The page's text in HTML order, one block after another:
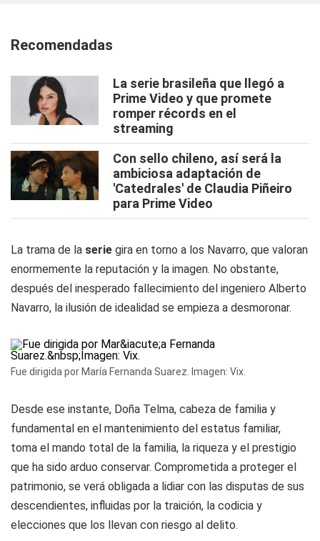
Recomendadas
La serie brasileña que llegó a
Prime Video y que promete
romper récords en el
streaming
Con sello chileno, así será la
ambiciosa adaptación de
'Catedrales' de Claudia Piñeiro
para Prime Video
La trama de la serie gira en torno a los Navarro, que valoran
enormemente la reputación y la imagen. No obstante,
después del inesperado fallecimiento del ingeniero Alberto
Navarro, la ilusión de idealidad se empieza a desmoronar.
Fue dirigida por María Fernanda Suarez. Imagen: Vix.
Desde ese instante, Doña Telma, cabeza de familia y
fundamental en el mantenimiento del estatus familiar,
toma el mando total de la familia, la riqueza y el prestigio
que ha sido arduo conservar. Comprometida a proteger el
patrimonio, se verá obligada a lidiar con las disputas de sus
descendientes, influidas por la traición, la codicia y
elecciones que los llevan con riesgo al delito.